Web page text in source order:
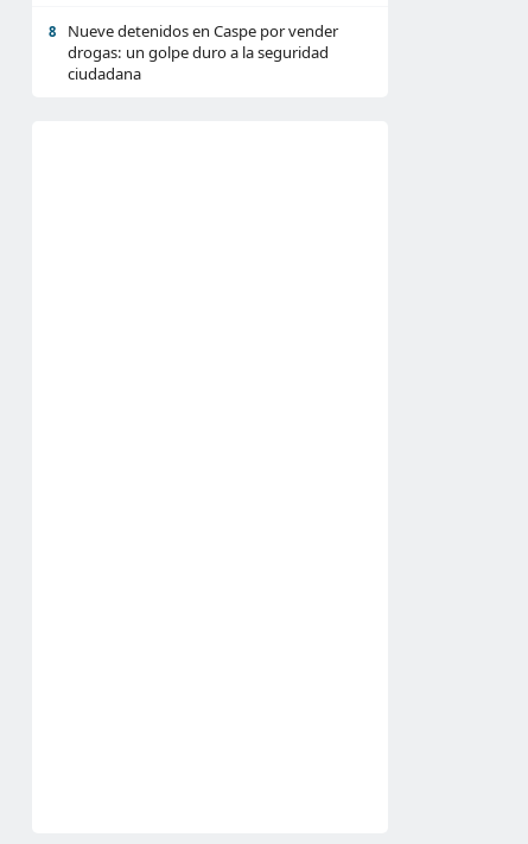
8
Nueve detenidos en Caspe por vender
drogas: un golpe duro a la seguridad
ciudadana